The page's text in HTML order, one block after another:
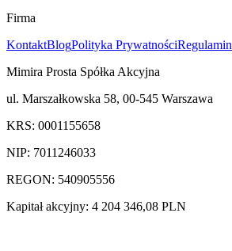
Firma
KontaktBlogPolityka PrywatnościRegulamin
Mimira Prosta Spółka Akcyjna
ul. Marszałkowska 58, 00-545 Warszawa
KRS: 0001155658
NIP: 7011246033
REGON: 540905556
Kapitał akcyjny: 4 204 346,08 PLN